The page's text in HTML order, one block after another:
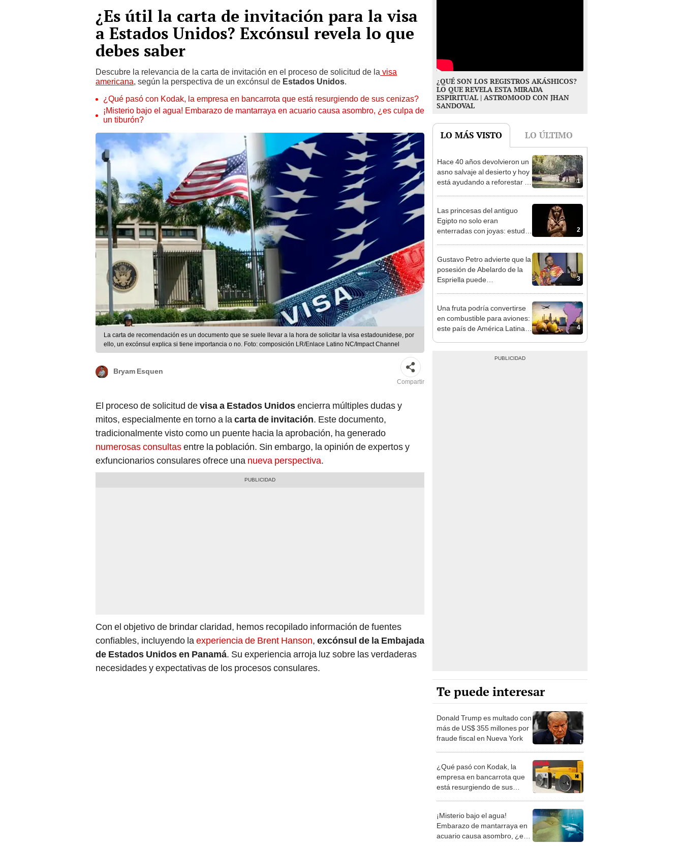
¿Es útil la carta de invitación para la visa
a Estados Unidos? Excónsul revela lo que
debes saber
Descubre la relevancia de la carta de invitación en el proceso de solicitud de la visa
americana, según la perspectiva de un excónsul de Estados Unidos.
¿Qué pasó con Kodak, la empresa en bancarrota que está resurgiendo de sus cenizas?
¡Misterio bajo el agua! Embarazo de mantarraya en acuario causa asombro, ¿es culpa de
un tiburón?
La carta de recomendación es un documento que se suele llevar a la hora de solicitar la visa estadounidese, por
ello, un excónsul explica si tiene importancia o no. Foto: composición LR/Enlace Latino NC/Impact Channel
Bryam Esquen
Compartir
El proceso de solicitud devisa a Estados Unidosencierra múltiples dudas y
mitos, especialmente en torno a lacarta de invitación. Este documento,
tradicionalmente visto como un puente hacia la aprobación, ha generado
numerosas consultasentre la población. Sin embargo, la opinión de expertos y
exfuncionarios consulares ofrece una nueva perspectiva.
Con el objetivo de brindar claridad, hemos recopilado información de fuentes
confiables, incluyendo laexperiencia de Brent Hanson, excónsul de la Embajada
de Estados Unidos en Panamá. Su experiencia arroja luz sobre las verdaderas
necesidades y expectativas de los procesos consulares.
¿QUÉ SON LOS REGISTROS AKÁSHICOS?
LO QUE REVELA ESTA MIRADA
ESPIRITUAL | ASTROMOOD CON JHAN
SANDOVAL
LO MÁS VISTO LO ÚLTIMO
1
Hace 40 años devolvieron un
asno salvaje al desierto y hoy
está ayudando a reforestar el
2
Las princesas del antiguo
Egipto no solo eran
enterradas con joyas: estudio
tumbas
3
Gustavo Petro advierte que la
posesión de Abelardo de la
Espriella puede
4
Una fruta podría convertirse
en combustible para aviones:
este país de América Latina
Te puede interesar
Donald Trump es multado con
más de US$ 355 millones por
fraude fiscal en Nueva York
¿Qué pasó con Kodak, la
empresa en bancarrota que
está resurgiendo de sus
¡Misterio bajo el agua!
Embarazo de mantarraya en
acuario causa asombro, ¿es